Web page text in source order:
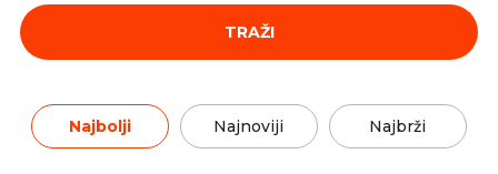
TRAŽI
Najbolji Najnoviji Najbrži